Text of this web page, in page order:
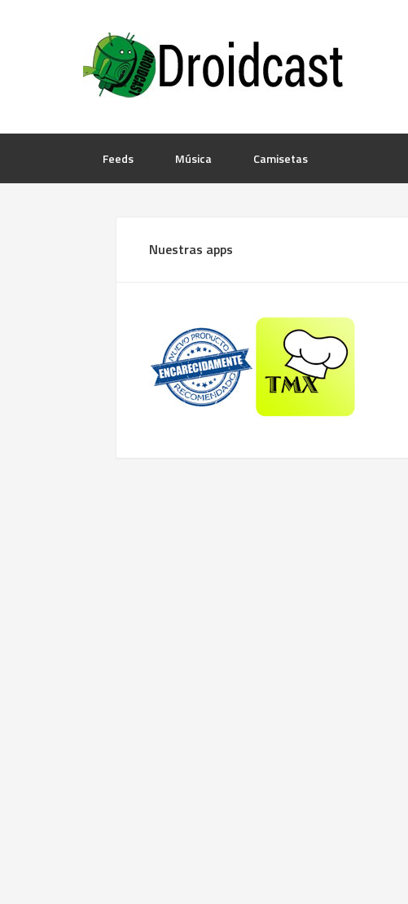
Feeds Música Camisetas
Nuestras apps